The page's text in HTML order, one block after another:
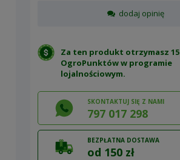
dodaj opinię
Za ten produkt otrzymasz 15
OgroPunktów w programie
lojalnościowym.
SKONTAKTUJ SIĘ Z NAMI
797 017 298
BEZPŁATNA DOSTAWA
od 150 zł